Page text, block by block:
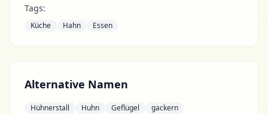
Tags:
Küche Hahn Essen
Alternative Namen
Hühnerstall Huhn Geflügel gackern